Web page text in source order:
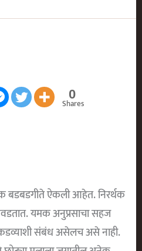
0
Shares
ऐकली आहेत. निरर्थक
यमक अनुप्रसाचा सहज
संबंध असेलच असे नाही.